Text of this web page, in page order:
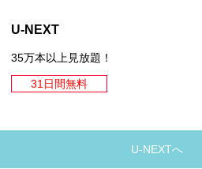
U-NEXT
35万本以上見放題！
31日間無料
U-NEXTへ